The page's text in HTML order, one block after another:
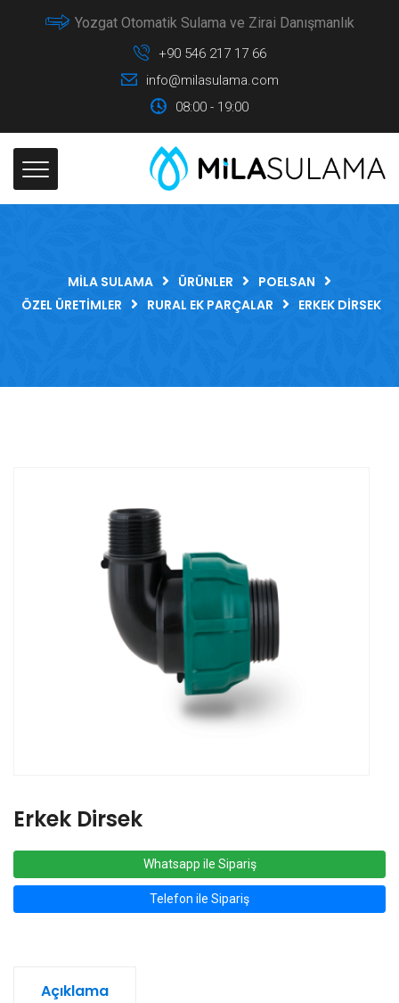
Yozgat Otomatik Sulama ve Zirai Danışmanlık
+90 546 217 17 66
info@milasulama.com
08:00 - 19:00
MILA SULAMA ÜRÜNLER
POELSAN
ÖZEL ÜRETIMLER
RURAL EK PARÇALAR ERKEK DIRSEK
Erkek Dirsek
Whatsapp ile Sipariş
Telefon ile Sipariş
Açıklama